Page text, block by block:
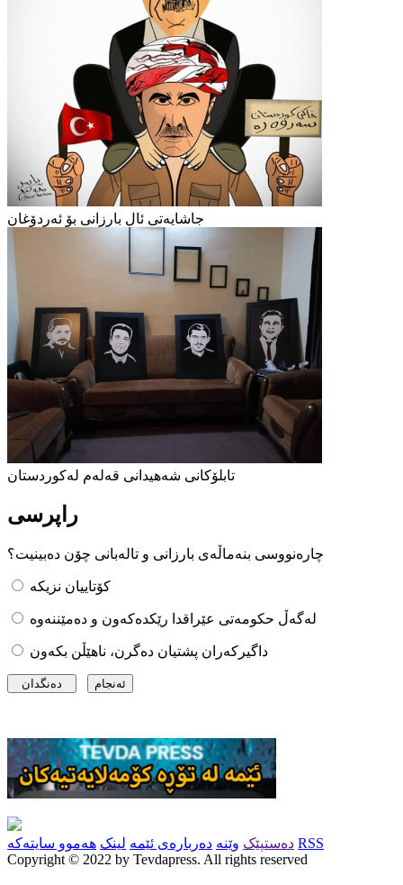
جاشایەتی ئال بارزانی بۆ ئەردۆغان
تابلۆکانی شەهیدانی قەلەم لەکوردستان
راپرسی
چارەنووسی بنەماڵەی بارزانی و تالەبانی چۆن دەبینیت؟
کۆتاییان نزیکە
لەگەڵ حکومەتی عێراقدا رێکدەکەون و دەمێننەوە
داگیرکەران پشتیان دەگرن، ناهێڵن بکەون
دەستپێک وێنە دەربارەی ئێمە لینک هەموو سایتەکە
RSS
Copyright © 2022 by Tevdapress. All rights reserved